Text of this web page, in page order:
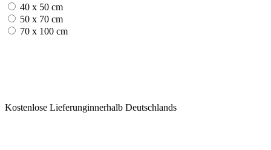
40 x 50 cm
50 x 70 cm
70 x 100 cm
Kostenlose Lieferunginnerhalb Deutschlands